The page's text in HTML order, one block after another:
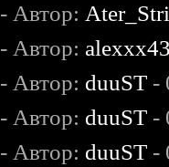
- Автор:
- Автор:
- Автор: duuST -
- Автор: duuST -
- Автор: duuST -